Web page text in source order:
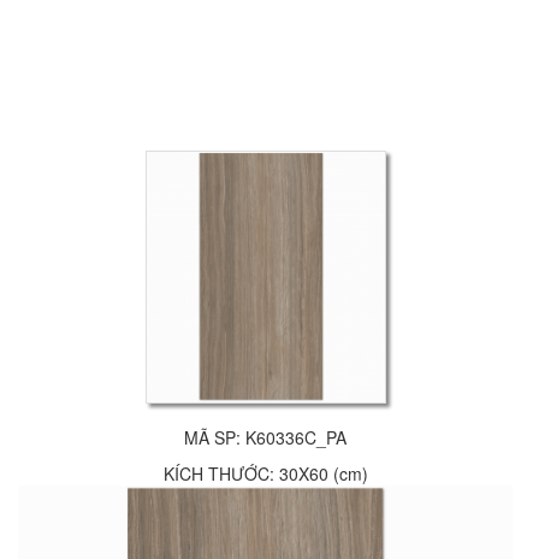
MÃ SP: K60336C_PA
KÍCH THƯỚC: 30X60 (cm)